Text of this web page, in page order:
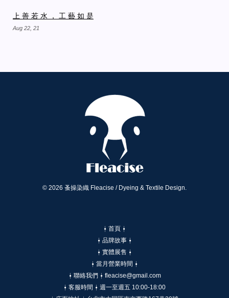
上 善 若 水 ， 工 藝 如 是
Aug 22, 21
© 2026 蚤操染織 Fleacise / Dyeing & Textile Design.
⍿ 首頁 ⍿
⍿ 品牌故事 ⍿
⍿ 實體展售 ⍿
⍿ 當月營業時間 ⍿
⍿ 聯絡我們 ⍿ fleacise@gmail.com
⍿ 客服時間 ⍿ 週一至週五 10:00-18:00